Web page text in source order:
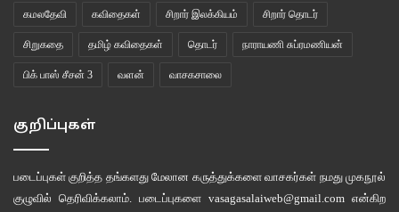
கமலதேவி கவிதைகள் சிறார் இலக்கியம் சிறார் தொடர்
சிறுகதை தமிழ் கவிதைகள் தொடர் நாராயணி சுப்ரமணியன்
பிக் பாஸ் சீசன் 3 வளன் வாசகசாலை
குறிப்புகள்
படைப்புகள் குறித்த தங்களது மேலான கருத்துக்களை வாசகர்கள் நமது முகநூல்
குழுவில் தெரிவிக்கலாம். படைப்புகளை vasagasalaiweb@gmail.com என்கிற